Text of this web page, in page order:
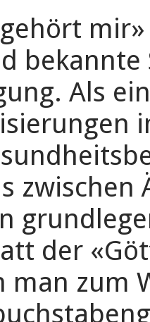
bekannte
Als
der
man zum